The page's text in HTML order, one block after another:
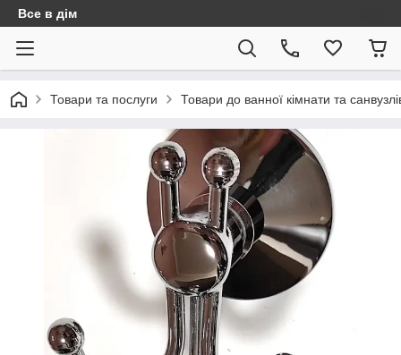
Все в дім
Товари та послуги Товари до ванної кімнати та